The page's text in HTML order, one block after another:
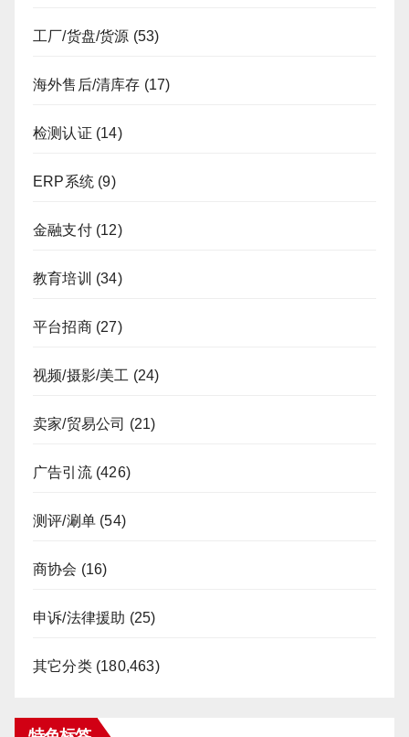
工厂/货盘/货源 (53)
海外售后/清库存 (17)
检测认证 (14)
ERP系统 (9)
金融支付(12)
教育培训 (34)
平台招商(27)
视频/摄影/美工 (24)
卖家/贸易公司 (21)
广告引流(426)
测评/涮单 (54)
商协会 (16)
申诉/法律援助 (25)
其它分类(180,463)